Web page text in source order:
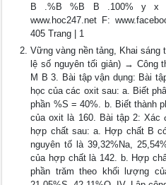
B .%B %B B .100% y x
www.hoc247.net F:
405 Trang | 1
Vững vàng nền tảng, Khai
lệ số nguyên tối giản) → Công
M B 3. Bài tập vận dụng: Bài
học của các oxit sau: a. Biết
phần %S = 40%. b. Biết thành
của oxit là 160. Bài tập 2: Xác
hợp chất sau: a. Hợp chất B
nguyên tố là 39,32%Na,
của hợp chất là 142. b. Hợp
phần trăm theo khối lượng